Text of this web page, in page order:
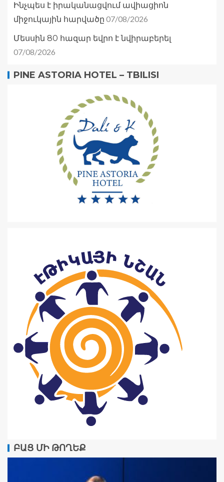
Ինչպես է իրականացվում ավիացիոն
միջուկային հարվածը 07/08/2026
Մեսսին 80 հազար եվրո է նվիրաբերել
07/08/2026
PINE ASTORIA HOTEL – TBILISI
ԲԱՑ ՄԻ ԹՈՂԵՔ